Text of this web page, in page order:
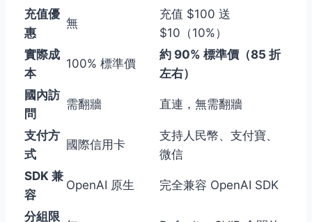
充值優
惠
無
充值 $100 送
$10（10%）
實際成
本
100% 標準價
約 90% 標準價（85 折
左右）
國內訪
問
需翻牆 直連，無需翻牆
支付方
式
國際信用卡
支持人民幣、支付寶、
微信
SDK 兼
容
OpenAI 原生 完全兼容 OpenAI SDK
分組限